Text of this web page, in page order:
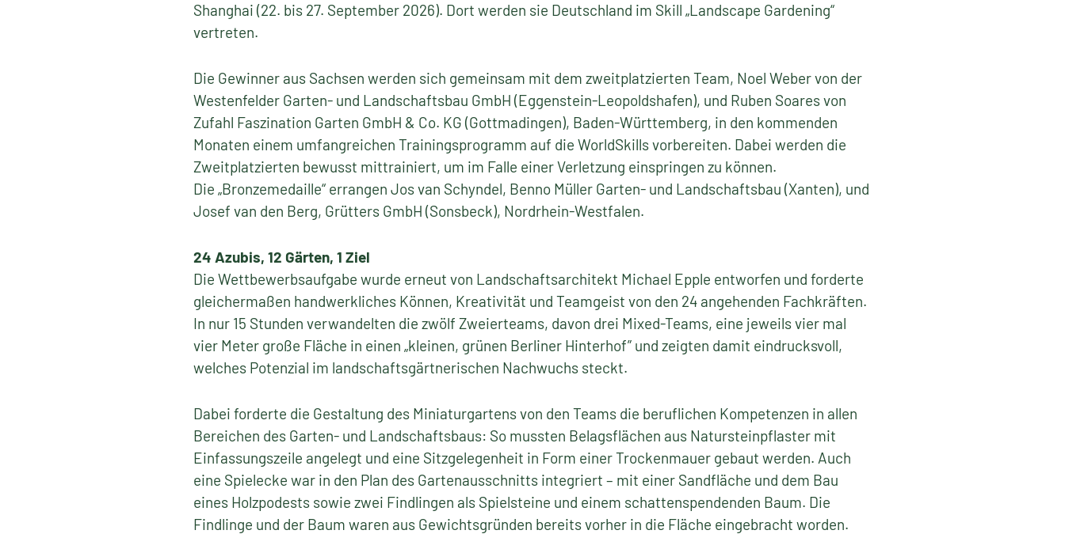
Shanghai (22. bis 27. September 2026). Dort werden sie Deutschland im Skill „Landscape Gardening“
vertreten.
Die Gewinner aus Sachsen werden sich gemeinsam mit dem zweitplatzierten Team, Noel Weber von der
Westenfelder Garten- und Landschaftsbau GmbH (Eggenstein-Leopoldshafen), und Ruben Soares von
Zufahl Faszination Garten GmbH & Co. KG (Gottmadingen), Baden-Württemberg, in den kommenden
Monaten einem umfangreichen Trainingsprogramm auf die WorldSkills vorbereiten. Dabei werden die
Zweitplatzierten bewusst mittrainiert, um im Falle einer Verletzung einspringen zu können.
Die „Bronzemedaille“ errangen Jos van Schyndel, Benno Müller Garten- und Landschaftsbau (Xanten), und
Josef van den Berg, Grütters GmbH (Sonsbeck), Nordrhein-Westfalen.
24 Azubis, 12 Gärten, 1 Ziel
Die Wettbewerbsaufgabe wurde erneut von Landschaftsarchitekt Michael Epple entworfen und forderte
gleichermaßen handwerkliches Können, Kreativität und Teamgeist von den 24 angehenden Fachkräften.
In nur 15 Stunden verwandelten die zwölf Zweierteams, davon drei Mixed-Teams, eine jeweils vier mal
vier Meter große Fläche in einen „kleinen, grünen Berliner Hinterhof” und zeigten damit eindrucksvoll,
welches Potenzial im landschaftsgärtnerischen Nachwuchs steckt.
Dabei forderte die Gestaltung des Miniaturgartens von den Teams die beruflichen Kompetenzen in allen
Bereichen des Garten- und Landschaftsbaus: So mussten Belagsflächen aus Natursteinpflaster mit
Einfassungszeile angelegt und eine Sitzgelegenheit in Form einer Trockenmauer gebaut werden. Auch
eine Spielecke war in den Plan des Gartenausschnitts integriert – mit einer Sandfläche und dem Bau
eines Holzpodests sowie zwei Findlingen als Spielsteine und einem schattenspendenden Baum. Die
Findlinge und der Baum waren aus Gewichtsgründen bereits vorher in die Fläche eingebracht worden.